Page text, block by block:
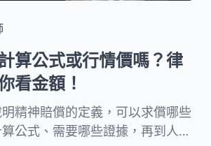
算公式或行情價嗎？律
看金額！
精神賠償的定義，可以求償哪些
公式、需要哪些證據，再到人人